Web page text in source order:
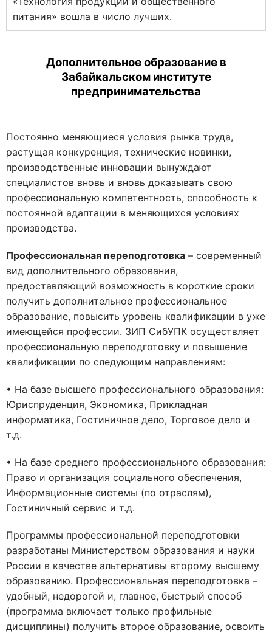
питания» вошла в число лучших.
Дополнительное образование в
Забайкальском институте
предпринимательства
Постоянно меняющиеся условия рынка труда,
растущая конкуренция, технические новинки,
производственные инновации вынуждают
специалистов вновь и вновь доказывать свою
профессиональную компетентность, способность к
постоянной адаптации в меняющихся условиях
производства.
Профессиональная переподготовка – современный
вид дополнительного образования,
предоставляющий возможность в короткие сроки
получить дополнительное профессиональное
образование, повысить уровень квалификации в уже
имеющейся профессии. ЗИП СибУПК осуществляет
профессиональную переподготовку и повышение
квалификации по следующим направлениям:
• На базе высшего профессионального образования:
Юриспруденция, Экономика, Прикладная
информатика, Гостиничное дело, Торговое дело и
т.д.
• На базе среднего профессионального образования:
Право и организация социального обеспечения,
Информационные системы (по отраслям),
Гостиничный сервис и т.д.
Программы профессиональной переподготовки
разработаны Министерством образования и науки
России в качестве альтернативы второму высшему
образованию. Профессиональная переподготовка –
удобный, недорогой и, главное, быстрый способ
(программа включает только профильные
дисциплины) получить второе образование, освоить